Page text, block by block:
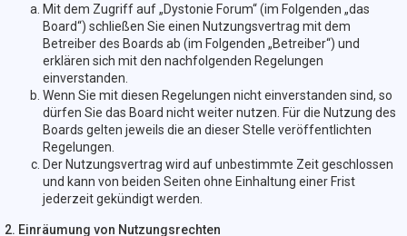
Mit dem Zugriff auf „Dystonie Forum“ (im Folgenden „das
Board“) schließen Sie einen Nutzungsvertrag mit dem
Betreiber des Boards ab (im Folgenden „Betreiber“) und
erklären sich mit den nachfolgenden Regelungen
einverstanden.
Wenn Sie mit diesen Regelungen nicht einverstanden sind, so
dürfen Sie das Board nicht weiter nutzen. Für die Nutzung des
Boards gelten jeweils die an dieser Stelle veröffentlichten
Regelungen.
Der Nutzungsvertrag wird auf unbestimmte Zeit geschlossen
und kann von beiden Seiten ohne Einhaltung einer Frist
jederzeit gekündigt werden.
2. Einräumung von Nutzungsrechten